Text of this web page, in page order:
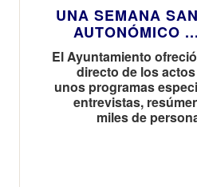
UNA SEMANA
AUTONÓMICO
El Ayuntamiento
directo de los
unos programas
entrevistas,
miles de